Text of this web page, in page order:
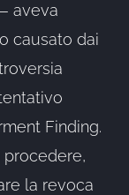
aveva
causato dai
Finding.
procedere,
la revoca